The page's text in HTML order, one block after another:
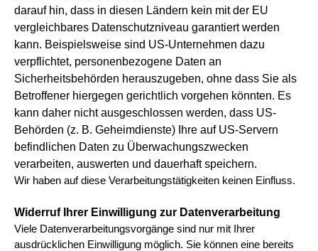
darauf hin, dass in diesen Ländern kein mit der EU
vergleichbares Datenschutzniveau garantiert werden
kann. Beispielsweise sind US-Unternehmen dazu
verpflichtet, personenbezogene Daten an
Sicherheitsbehörden herauszugeben, ohne dass Sie als
Betroffener hiergegen gerichtlich vorgehen könnten. Es
kann daher nicht ausgeschlossen werden, dass US-
Behörden (z. B. Geheimdienste) Ihre auf US-Servern
befindlichen Daten zu Überwachungszwecken
verarbeiten, auswerten und dauerhaft speichern.
Wir haben auf diese Verarbeitungstätigkeiten keinen Einfluss.
Widerruf Ihrer Einwilligung zur Datenverarbeitung
Viele Datenverarbeitungsvorgänge sind nur mit Ihrer
ausdrücklichen Einwilligung möglich. Sie können eine bereits